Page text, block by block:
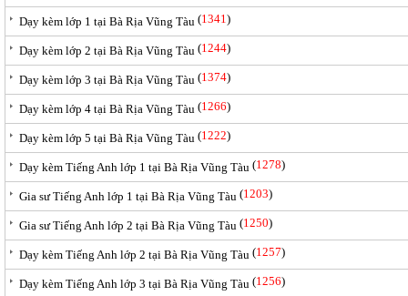
Dạy kèm lớp 1 tại Bà Rịa Vũng Tàu (1341)
Dạy kèm lớp 2 tại Bà Rịa Vũng Tàu (1244)
Dạy kèm lớp 3 tại Bà Rịa Vũng Tàu (1374)
Dạy kèm lớp 4 tại Bà Rịa Vũng Tàu (1266)
Dạy kèm lớp 5 tại Bà Rịa Vũng Tàu (1222)
Dạy kèm Tiếng Anh lớp 1 tại Bà Rịa Vũng Tàu (1278)
Gia sư Tiếng Anh lớp 1 tại Bà Rịa Vũng Tàu (1203)
Gia sư Tiếng Anh lớp 2 tại Bà Rịa Vũng Tàu (1250)
Dạy kèm Tiếng Anh lớp 2 tại Bà Rịa Vũng Tàu (1257)
Dạy kèm Tiếng Anh lớp 3 tại Bà Rịa Vũng Tàu (1256)